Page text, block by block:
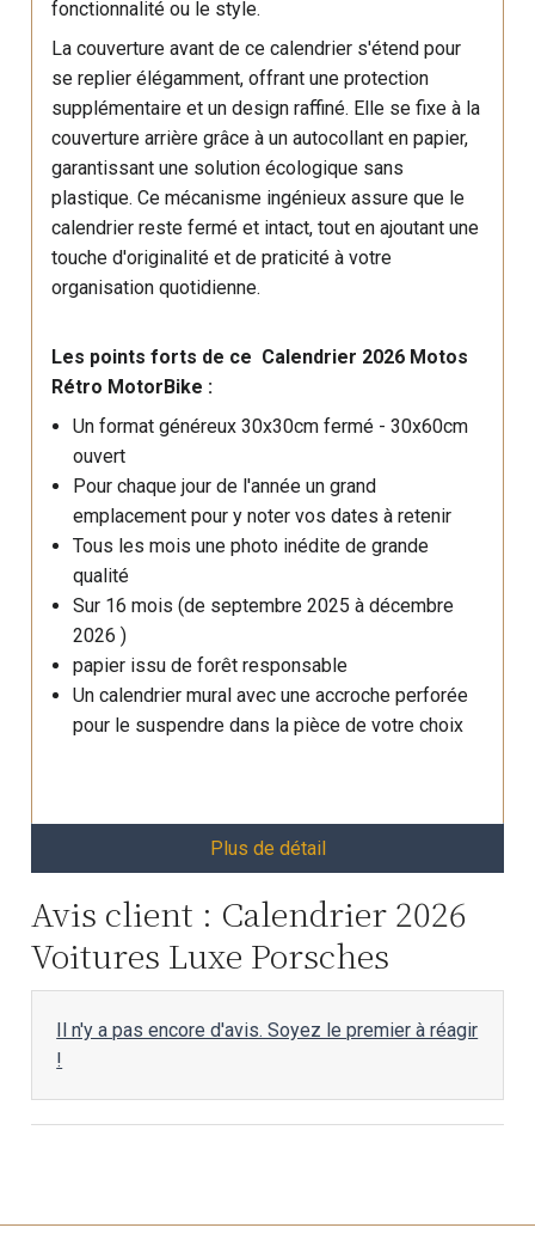
fonctionnalité ou le style.
La couverture avant de ce calendrier s'étend pour
se replier élégamment, offrant une protection
supplémentaire et un design raffiné. Elle se fixe à la
couverture arrière grâce à un autocollant en papier,
garantissant une solution écologique sans
plastique. Ce mécanisme ingénieux assure que le
calendrier reste fermé et intact, tout en ajoutant une
touche d'originalité et de praticité à votre
organisation quotidienne.
Les points forts de ce Calendrier 2026 Motos
Rétro MotorBike :
Un format généreux 30x30cm fermé - 30x60cm
ouvert
Pour chaque jour de l'année un grand
emplacement pour y noter vos dates à retenir
Tous les mois une photo inédite de grande
qualité
Sur 16 mois (de septembre 2025 à décembre
2026 )
papier issu de forêt responsable
Un calendrier mural avec une accroche perforée
pour le suspendre dans la pièce de votre choix
Plus de détail
Avis client : Calendrier 2026
Voitures Luxe Porsches
Il n'y a pas encore d'avis. Soyez le premier à réagir
!